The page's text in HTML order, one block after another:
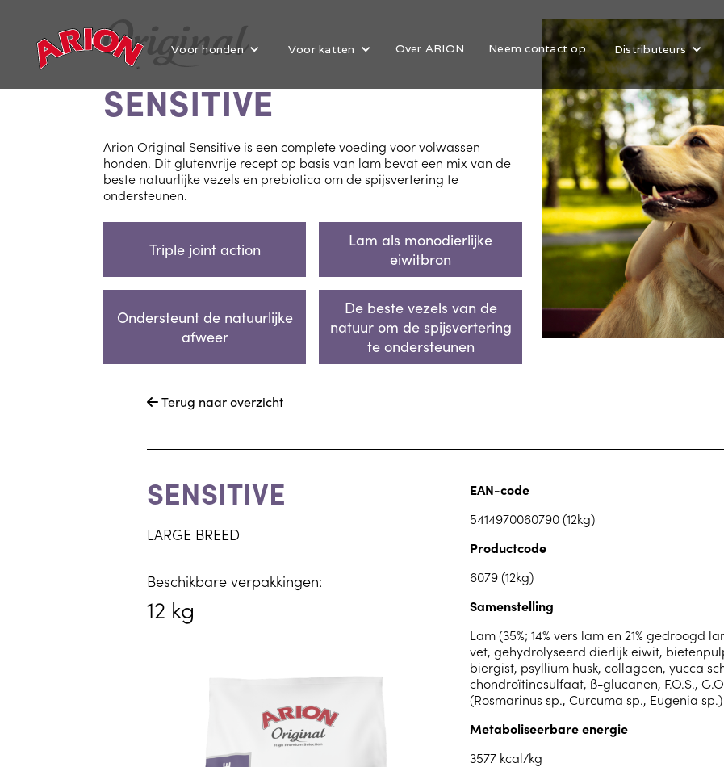
Voor honden Voor katten Over ARION Neem contact op Distributeurs
SENSITIVE
Arion Original Sensitive is een complete voeding voor volwassen
honden. Dit glutenvrije recept op basis van lam bevat een mix van de
beste natuurlijke vezels en prebiotica om de spijsvertering te
ondersteunen.
Lam als monodierlijke
eiwitbron
Ondersteunt de natuurlijke
afweer
De beste vezels van de
natuur om de spijsvertering
te ondersteunen
Triple joint action
 Terug naar overzicht
SENSITIVE
LARGE BREED
Beschikbare verpakkingen:
12 kg
EAN-code
5414970060790 (12kg)
Productcode
6079 (12kg)
Samenstelling
Lam (35%; 14% vers lam en 21% gedroogd
vet, gehydrolyseerd dierlijk eiwit,
biergist, psyllium husk, collageen, yucca
chondroïtinesulfaat, ß-glucanen, F.O.S.,
(Rosmarinus sp., Curcuma sp., Eugenia sp.)
Metaboliseerbare energie
3577 kcal/kg